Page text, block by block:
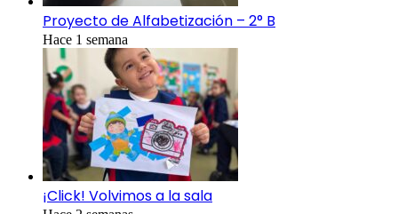
Proyecto de Alfabetización – 2° B
Hace 1 semana
¡Click! Volvimos a la sala